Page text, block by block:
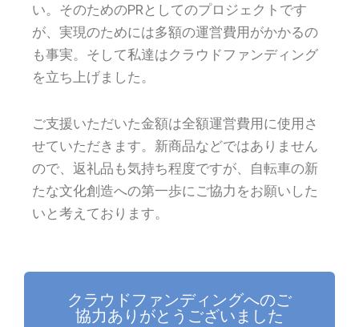
い。そのためのPRとしてのプロジェクトです
が、実現のためには多額の運営費用がかかるの
も事実。そして私達はクラウドファンディング
を立ち上げました。
ご支援いただいた金額は全額運営費用に使用さ
せていただきます。新商品などではありません
ので、返礼品も気持ち程度ですが、自転車の新
たな文化創造への第一歩にご協力をお願いした
いと考えております。
クラウドファンディングへのご
協力ありがとうございました